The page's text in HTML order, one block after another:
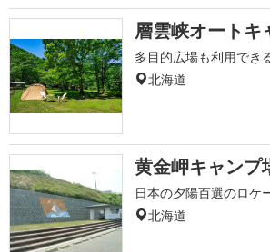
層雲峡オートキ
多目的広場も利用でき
北海道
黄金岬キャンプ
日本の夕陽百選のロケ
北海道